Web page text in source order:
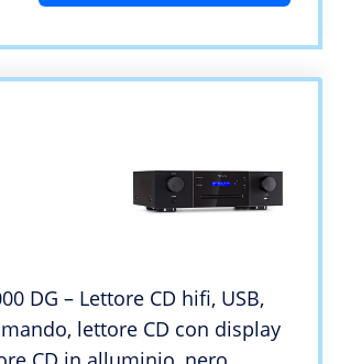
DG – Lettore CD hifi, USB,
lettore CD con display